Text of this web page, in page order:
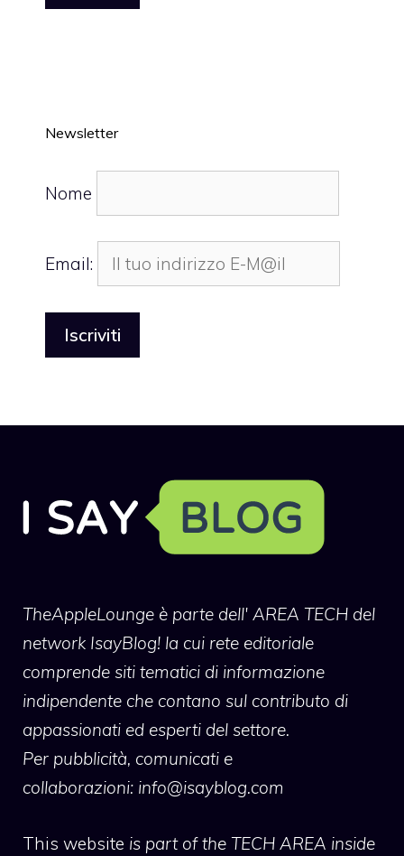
Newsletter
Nome
Email:
TheAppleLounge è parte dell' AREA TECH del
network IsayBlog! la cui rete editoriale
comprende siti tematici di informazione
indipendente che contano sul contributo di
appassionati ed esperti del settore.
Per pubblicità, comunicati e
collaborazioni: info@isayblog.com
This website is part of the TECH AREA inside